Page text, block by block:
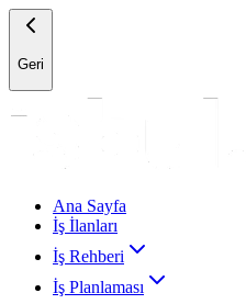
Geri
Ana Sayfa
İş İlanları
İş Rehberi
İş Planlaması